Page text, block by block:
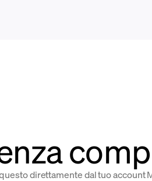
direttamente dal tuo account